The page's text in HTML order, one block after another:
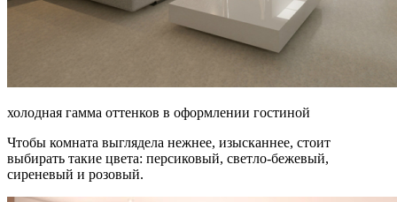
холодная гамма оттенков в оформлении гостиной
Чтобы комната выглядела нежнее, изысканнее, стоит
выбирать такие цвета: персиковый, светло-бежевый,
сиреневый и розовый.